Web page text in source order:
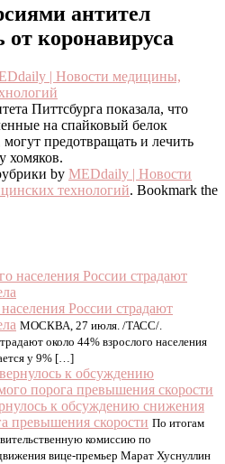
антител
от коронавируса
| Hовости медицины,
Питтсбурга показала, что
на спайковый белок
предотвращать и лечить
хомяков.
by MEDdaily | Hовости
технологий. Bookmark the
России страдают
МОСКВА, 27 июля. /ТАСС/.
около 44% взрослого населения
у 9% […]
к обсуждению снижения
превышения скорости По итогам
комиссию по
вице-премьер Марат Хуснуллин